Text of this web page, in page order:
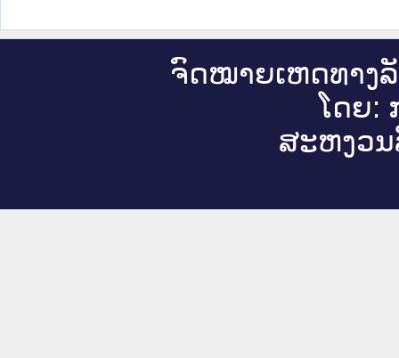
ຈົດ​ໝາຍ​ເຫດ​ທາງ​
ໂດຍ:
ສະ​ຫງວນ​